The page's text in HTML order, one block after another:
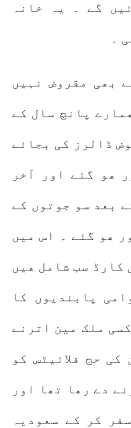
گے ۔ یہ خانہ
۔
بھی مقروض نہیں
پانچ سال کے
ڈالرز کی بجائے
ھو گئے اور آخر
بعد سو جوتوں کے
ھو گئے ۔ اس میں
کارڈ سب شامل ھیں
پابندیوں کا
ملک مین اترنے
حج فلائیٹس کو
دے رھا تھا اور
کر کے سعودیہ